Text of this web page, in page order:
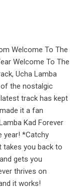
Welcome To The
Welcome To The
Ucha Lamba
of the nostalgic
track has kept
it a fan
Kad Forever
year! *Catchy
takes you back to
gets you
thrives on
it works!